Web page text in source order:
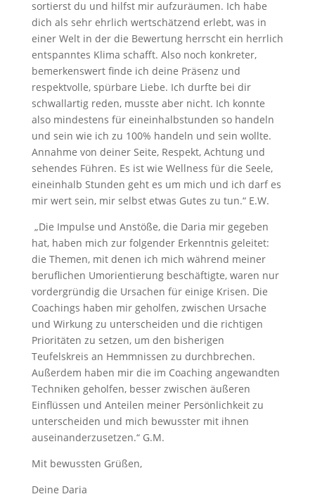
sortierst du und hilfst mir aufzuräumen. Ich habe
dich als sehr ehrlich wertschätzend erlebt, was in
einer Welt in der die Bewertung herrscht ein herrlich
entspanntes Klima schafft. Also noch konkreter,
bemerkenswert finde ich deine Präsenz und
respektvolle, spürbare Liebe. Ich durfte bei dir
schwallartig reden, musste aber nicht. Ich konnte
also mindestens für eineinhalbstunden so handeln
und sein wie ich zu 100% handeln und sein wollte.
Annahme von deiner Seite, Respekt, Achtung und
sehendes Führen. Es ist wie Wellness für die Seele,
eineinhalb Stunden geht es um mich und ich darf es
mir wert sein, mir selbst etwas Gutes zu tun.“ E.W.
„Die Impulse und Anstöße, die Daria mir gegeben
hat, haben mich zur folgender Erkenntnis geleitet:
die Themen, mit denen ich mich während meiner
beruflichen Umorientierung beschäftigte, waren nur
vordergründig die Ursachen für einige Krisen. Die
Coachings haben mir geholfen, zwischen Ursache
und Wirkung zu unterscheiden und die richtigen
Prioritäten zu setzen, um den bisherigen
Teufelskreis an Hemmnissen zu durchbrechen.
Außerdem haben mir die im Coaching angewandten
Techniken geholfen, besser zwischen äußeren
Einflüssen und Anteilen meiner Persönlichkeit zu
unterscheiden und mich bewusster mit ihnen
auseinanderzusetzen.“ G.M.
Mit bewussten Grüßen,
Deine Daria